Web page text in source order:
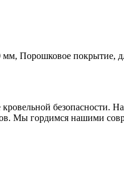
мм, Порошковое покрытие,
безопасности.
Мы гордимся нашими